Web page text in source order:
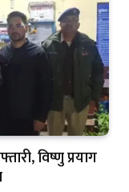
विष्णु प्रयाग